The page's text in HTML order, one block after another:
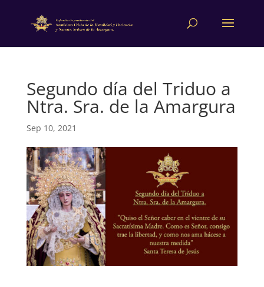
Segundo día del Triduo a
Ntra. Sra. de la Amargura
Sep 10, 2021